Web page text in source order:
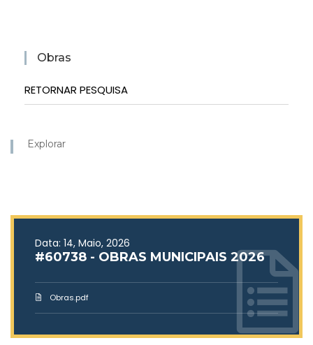
Obras
RETORNAR PESQUISA
Explorar
Data: 14, Maio, 2026
#60738 - OBRAS MUNICIPAIS 2026
Obras.pdf